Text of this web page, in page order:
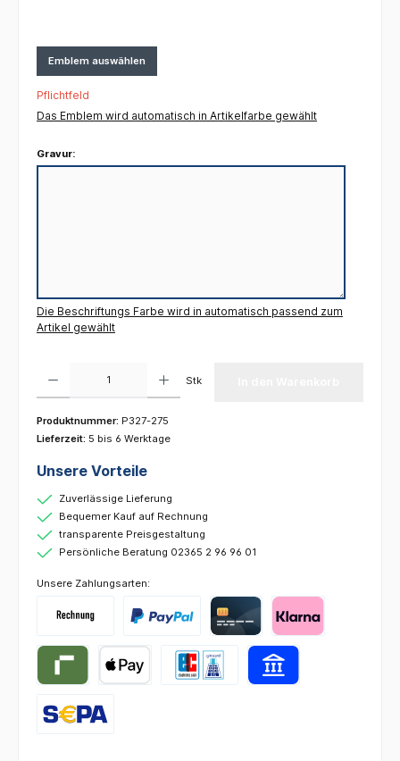
Emblem auswählen
Pflichtfeld
Das Emblem wird automatisch in Artikelfarbe gewählt
Gravur:
Die Beschriftungs Farbe wird in automatisch passend zum
Artikel gewählt
Stk
Produktnummer: P327-275
Lieferzeit: 5 bis 6 Werktage
Unsere Vorteile
Zuverlässige Lieferung
Bequemer Kauf auf Rechnung
transparente Preisgestaltung
Persönliche Beratung 02365 2 96 96 01
Unsere Zahlungsarten: